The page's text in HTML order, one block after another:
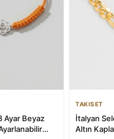
Ayar Beyaz
TAKISET
İtalyan
Altın